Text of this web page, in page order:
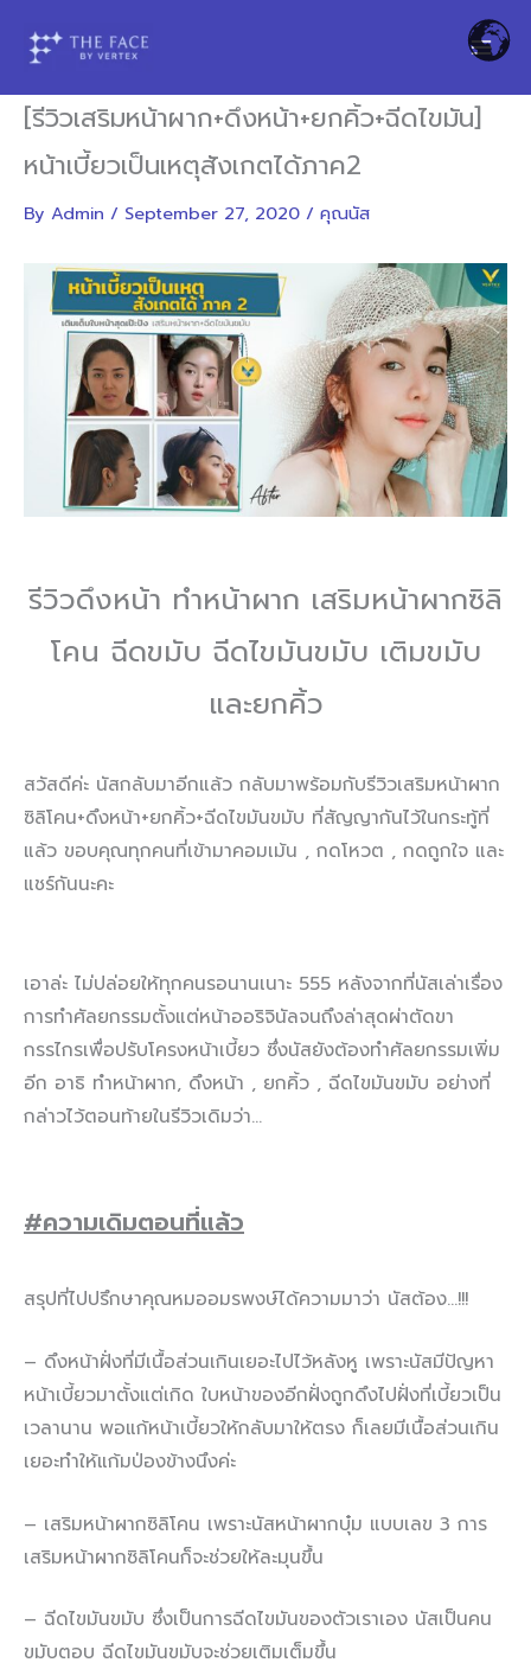
[รีวิวเสริมหน้าผาก+ดึงหน้า+ยกคิ้ว+ฉีดไขมัน]
หน้าเบี้ยวเป็นเหตุสังเกตได้ภาค2
By Admin / September 27, 2020 / คุณนัส
รีวิวดึงหน้า ทำหน้าผาก เสริมหน้าผากซิลิ
โคน ฉีดขมับ ฉีดไขมันขมับ เติมขมับ
และยกคิ้ว
สวัสดีค่ะ นัสกลับมาอีกแล้ว กลับมาพร้อมกับรีวิวเสริมหน้าผาก
ซิลิโคน+ดึงหน้า+ยกคิ้ว+ฉีดไขมันขมับ ที่สัญญากันไว้ในกระทู้ที่
แล้ว ขอบคุณทุกคนที่เข้ามาคอมเม้น , กดโหวต , กดถูกใจ และ
แชร์กันนะคะ
เอาล่ะ ไม่ปล่อยให้ทุกคนรอนานเนาะ 555 หลังจากที่นัสเล่าเรื่อง
การทำศัลยกรรมตั้งแต่หน้าออริจินัลจนถึงล่าสุดผ่าตัดขา
กรรไกรเพื่อปรับโครงหน้าเบี้ยว ซึ่งนัสยังต้องทำศัลยกรรมเพิ่ม
อีก อาธิ ทำหน้าผาก, ดึงหน้า , ยกคิ้ว , ฉีดไขมันขมับ อย่างที่
กล่าวไว้ตอนท้ายในรีวิวเดิมว่า…
#ความเดิมตอนที่แล้ว
สรุปที่ไปปรึกษาคุณหมออมรพงษ์ได้ความมาว่า นัสต้อง…!!!
– ดึงหน้าฝั่งที่มีเนื้อส่วนเกินเยอะไปไว้หลังหู เพราะนัสมีปัญหา
หน้าเบี้ยวมาตั้งแต่เกิด ใบหน้าของอีกฝั่งถูกดึงไปฝั่งที่เบี้ยวเป็น
เวลานาน พอแก้หน้าเบี้ยวให้กลับมาให้ตรง ก็เลยมีเนื้อส่วนเกิน
เยอะทำให้แก้มป่องข้างนึงค่ะ
– เสริมหน้าผากซิลิโคน เพราะนัสหน้าผากบุ๋ม แบบเลข 3 การ
เสริมหน้าผากซิลิโคนก็จะช่วยให้ละมุนขึ้น
– ฉีดไขมันขมับ ซึ่งเป็นการฉีดไขมันของตัวเราเอง นัสเป็นคน
ขมับตอบ ฉีดไขมันขมับจะช่วยเติมเต็มขึ้น